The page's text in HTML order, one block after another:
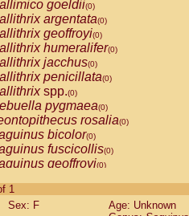
goeldii(0)
argentata(0)
geoffroyi(0)
humeralifer(0)
jacchus(0)
penicillata(0)
spp.(0)
pygmaea(0)
rosalia(0)
bicolor(0)
fuscicollis(0)
geoffroyi(0)
labiatus(0)
leucopus (0)
1
Sex: F
Age: Unknown